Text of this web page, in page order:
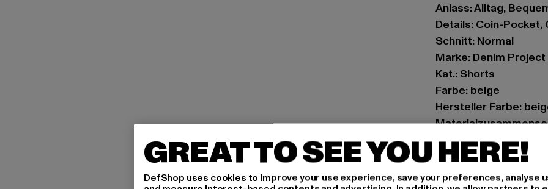
Anlass: Alltag,
Details: Coin-Pocket,
Schnitt: Normal
Marke: Denim Project
Kat.: Shorts
Farbe: beige
Hersteller Farbe:
Art.Nr: DP3870-00003
Hersteller: Denim
GREAT TO SEE YOU HERE!
DefShop uses cookies to improve your use experience, save your preferences, analyse